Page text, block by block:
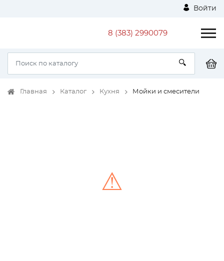
Войти
8 (383) 2990079
Главная Каталог Кухня Мойки и смесители
⚠